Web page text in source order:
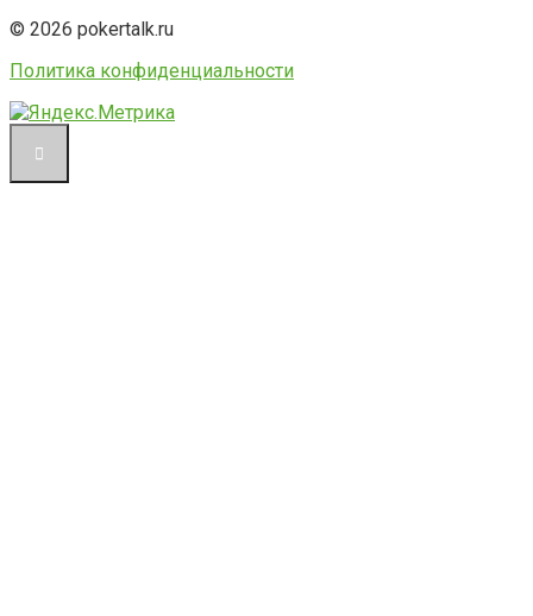
© 2026 pokertalk.ru
Политика конфиденциальности